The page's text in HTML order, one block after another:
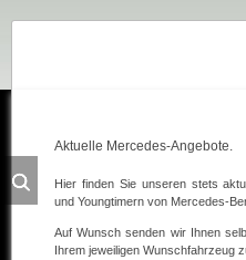
Die
Aktuelle Mercedes-Angebote.
Hier finden Sie unseren stets
und Youngtimern von Mercedes-
Auf Wunsch senden wir Ihnen
Ihrem jeweiligen Wunschfahrzeug